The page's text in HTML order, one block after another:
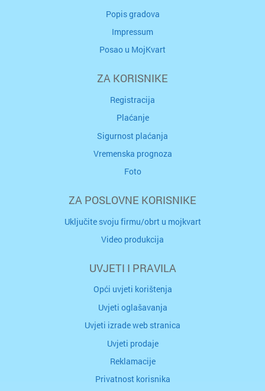
Popis gradova
Impressum
Posao u MojKvart
ZA KORISNIKE
Registracija
Plaćanje
Sigurnost plaćanja
Vremenska prognoza
Foto
ZA POSLOVNE KORISNIKE
Uključite svoju firmu/obrt u mojkvart
Video produkcija
UVJETI I PRAVILA
Opći uvjeti korištenja
Uvjeti oglašavanja
Uvjeti izrade web stranica
Uvjeti prodaje
Reklamacije
Privatnost korisnika